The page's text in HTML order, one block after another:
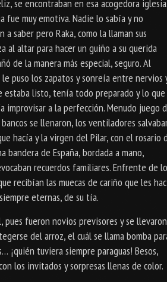
se encontraban en esa acogedora iglesia.
fue muy emotiva. Nadie lo sabía y no
a saber pero Raka, como la llaman sus
al altar para hacer un guiño a su querida
de la manera más especial, seguro. Al
puso los zapatos y sonreía entre nervios
estaba listo, tenía todo preparado y lo que
improvisar a la perfección. Menudo juego
se llenaron, los ventiladores
hacía y la virgen del Pilar, con el rosario
bandera de España, bordada a mano,
recuerdos familiares. Enfrente de
recibían las muecas de cariño que les
eternas, de su tía.
pues fueron novios previsores y se llevaron
del arroz, el cuál se llama bomba
¡quién tuviera siempre paraguas! Besos,
los invitados y sorpresas llenas de color.